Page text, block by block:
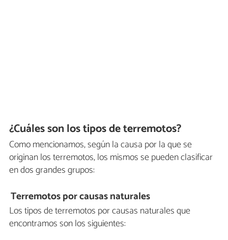
¿Cuáles son los tipos de terremotos?
Como mencionamos, según la causa por la que se
originan los terremotos, los mismos se pueden clasificar
en dos grandes grupos:
Terremotos por causas naturales
Los tipos de terremotos por causas naturales que
encontramos son los siguientes: